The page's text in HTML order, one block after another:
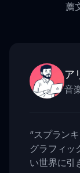
薦
ア
音
“スプラン
グラフィッ
い世界に引